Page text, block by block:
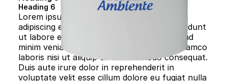
Heading 6
Lorem ipsum dolor sit amet, consectetur
adipiscing elit, sed do eiusmod tempor incididunt
ut labore et dolore magna aliqua. Ut enim ad
minim veniam, quis nostrud exercitation ullamco
laboris nisi ut aliquip ex ea commodo consequat.
Duis aute irure dolor in reprehenderit in
voluptate velit esse cillum dolore eu fugiat nulla